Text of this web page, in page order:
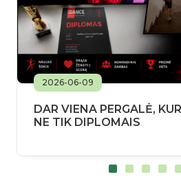
2026-06-09
DAR VIENA PERGALĖ,
NE TIK DIPLOMAIS